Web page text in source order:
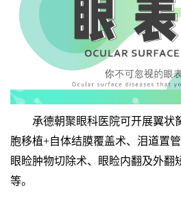
承德朝聚眼科医院可开展翼状
胞移植+自体结膜覆盖术、泪道置
眼睑肿物切除术、眼睑内翻及外翻
等。